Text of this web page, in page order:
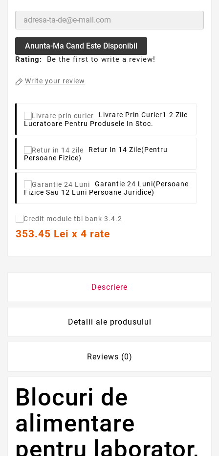
Anunta-Ma Cand Este Disponibil
Rating: Be the first to write a review!
Write your review
Livrare Prin Curier1-2 Zile
Lucratoare Pentru Produsele In Stoc.
Retur In 14 Zile(pentru
Persoane Fizice)
Garantie 24 Luni(persoane
Fizice Sau 12 Luni Persoane Juridice)
353.45 Lei x 4 rate
Descriere
Detalii ale produsului
Reviews (0)
Blocuri de
alimentare
pentru laborator,